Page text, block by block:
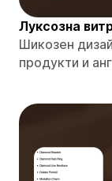
Луксозна
Шикозен
продукти и